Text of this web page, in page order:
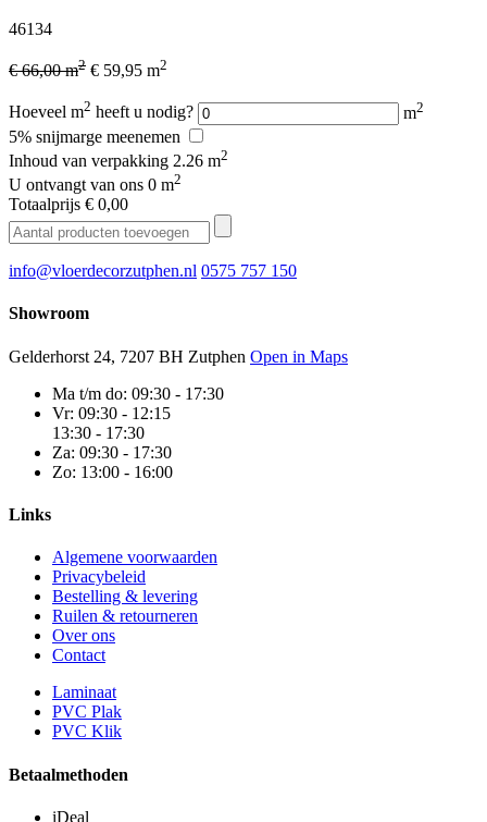
46134
€ 66,00 m2 € 59,95 m2
Hoeveel m2 heeft u nodig? m2
5% snijmarge meenemen
Inhoud van verpakking 2.26 m2
U ontvangt van ons 0 m2
Totaalprijs € 0,00
info@vloerdecorzutphen.nl 0575 757 150
Showroom
Gelderhorst 24, 7207 BH Zutphen Open in Maps
Ma t/m do: 09:30 - 17:30
Vr: 09:30 - 12:15
13:30 - 17:30
Za: 09:30 - 17:30
Zo: 13:00 - 16:00
Links
Algemene voorwaarden
Privacybeleid
Bestelling & levering
Ruilen & retourneren
Over ons
Contact
Laminaat
PVC Plak
PVC Klik
Betaalmethoden
iDeal